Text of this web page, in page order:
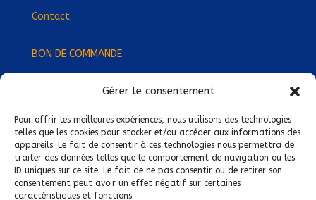
Gérer le consentement
Pour offrir les meilleures expériences, nous utilisons des technologies
telles que les cookies pour stocker et/ou accéder aux informations des
appareils. Le fait de consentir à ces technologies nous permettra de
traiter des données telles que le comportement de navigation ou les
ID uniques sur ce site. Le fait de ne pas consentir ou de retirer son
consentement peut avoir un effet négatif sur certaines
caractéristiques et fonctions.
Contact
BON DE COMMANDE
Devenez Délégué·e Régional·e !
Trouvez-nous près de chez vous !
Mentions légales
Conditions générales de vente